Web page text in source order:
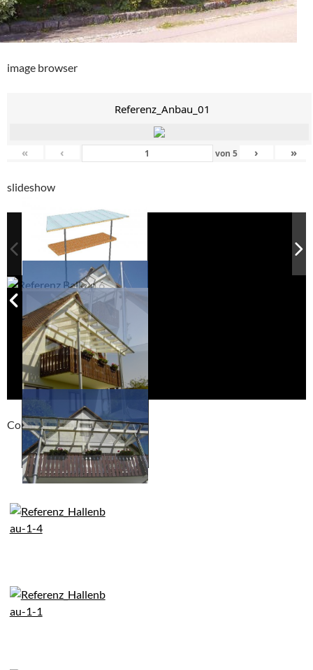
image browser
Referenz_Anbau_01
« ‹ von 5 › »
slideshow
Compackt album